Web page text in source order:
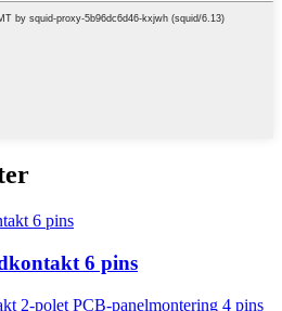
6 pins